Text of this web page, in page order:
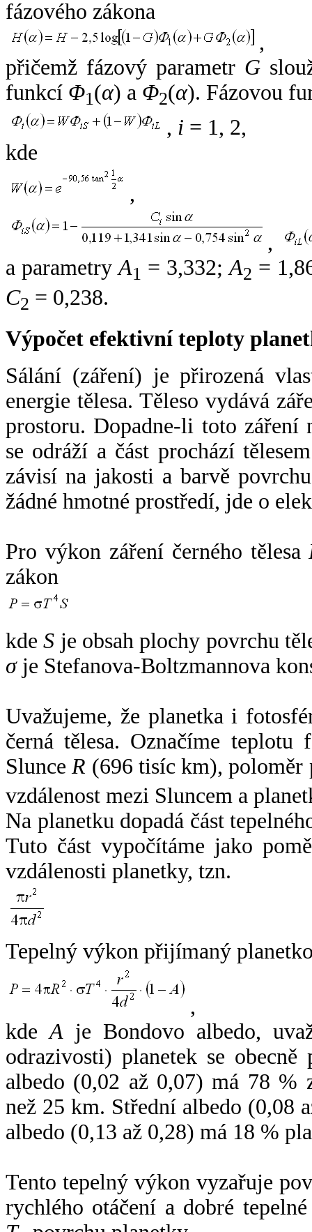
fázového zákona
,
přičemž fázový parametr G
funkcí Φ1(α) a Φ2(α). Fázovou
, i = 1, 2,
kde
,
,
a parametryA1 = 3,332;A2 =
C2 = 0,238.
Výpočet efektivní teploty
Sálání (záření) je přirozená
energie tělesa. Těleso vydává
prostoru. Dopadne-li toto záření
se odráží a část prochází
závisí na jakosti a barvě
žádné hmotné prostředí, jde o
Pro výkon záření černého tělesa
zákon
kdeS je obsah plochy povrchu
σje Stefanova-Boltzmannova
Uvažujeme, že planetka i
černá tělesa. Označíme
SlunceR (696 tisíc km),
vzdálenost mezi Sluncem a
Na planetku dopadá část
Tuto část vypočítáme jako
vzdálenosti planetky, tzn.
Tepelný výkon přijímaný
,
kdeA je Bondovo albedo,
odrazivosti) planetek se
albedo (0,02 až 0,07) má 78 %
než 25 km. Střední albedo (0,08
albedo (0,13 až 0,28) má 18 %
Tento tepelný výkon vyzařuje
rychlého otáčení a dobré